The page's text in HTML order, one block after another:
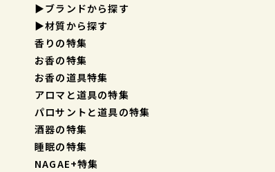
▶︎ブランドから探す
▶︎材質から探す
香りの特集
お香の特集
お香の道具特集
アロマと道具の特集
パロサントと道具の特集
酒器の特集
睡眠の特集
NAGAE+特集